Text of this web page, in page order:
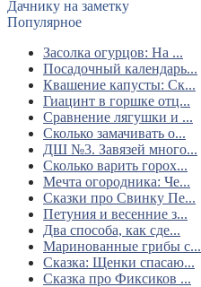
Дачнику на заметку
Популярное
Засолка огурцов: На ...
Посадочный календарь...
Квашение капусты: Ск...
Гиацинт в горшке отц...
Сравнение лягушки и ...
Сколько замачивать о...
ДШ №3. Завязей много...
Сколько варить горох...
Мечта огородника: Че...
Сказки про Свинку Пе...
Петуния и весенние з...
Два способа, как сде...
Маринованные грибы с...
Сказка: Щенки спасаю...
Сказка про Фиксиков ...